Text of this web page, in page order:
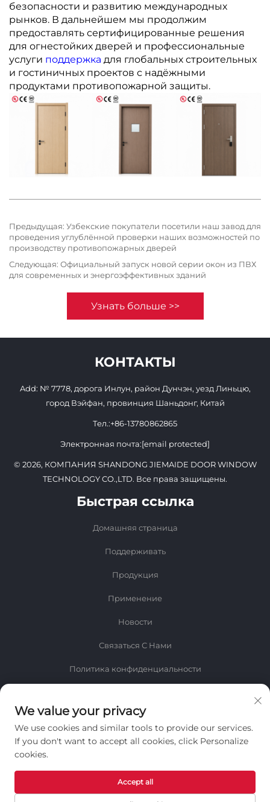
безопасности и развитию международных
рынков. В дальнейшем мы продолжим
предоставлять сертифицированные решения
для огнестойких дверей и профессиональные
услуги поддержка для глобальных строительных
и гостиничных проектов с надёжными
продуктами противопожарной защиты.
Предыдущая: Узбекские покупатели посетили наш завод для
проведения углублённой проверки наших возможностей по
производству противопожарных дверей
Следующая: Официальный запуск новой серии окон из ПВХ
для современных и энергоэффективных зданий
Узнать больше >>
КОНТАКТЫ
Add: № 7778, дорога Инлун, район Дунчэн, уезд Линьцю,
город Вэйфан, провинция Шаньдонг, Китай
Тел.:+86-13780862865
Электронная почта:[email protected]
© 2026, КОМПАНИЯ SHANDONG JIEMAIDE DOOR WINDOW
TECHNOLOGY CO.,LTD. Все права защищены.
Быстрая ссылка
Домашняя страница
Поддерживать
Продукция
Применение
Новости
Связаться С Нами
Политика конфиденциальности
Подпишитесь на нашу еженедельную рассылку
Отправить
We value your privacy
We use cookies and similar tools to provide our services.
If you don't want to accept all cookies, click Personalize
cookies.
Accept all